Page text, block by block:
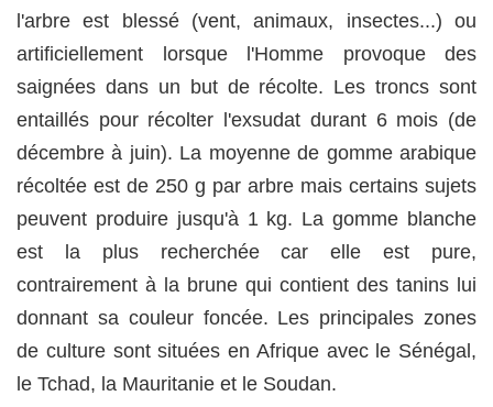
l'arbre est blessé (vent, animaux, insectes...) ou
artificiellement lorsque l'Homme provoque des
saignées dans un but de récolte. Les troncs sont
entaillés pour récolter l'exsudat durant 6 mois (de
décembre à juin). La moyenne de gomme arabique
récoltée est de 250 g par arbre mais certains sujets
peuvent produire jusqu'à 1 kg. La gomme blanche
est la plus recherchée car elle est pure,
contrairement à la brune qui contient des tanins lui
donnant sa couleur foncée. Les principales zones
de culture sont situées en Afrique avec le Sénégal,
le Tchad, la Mauritanie et le Soudan.